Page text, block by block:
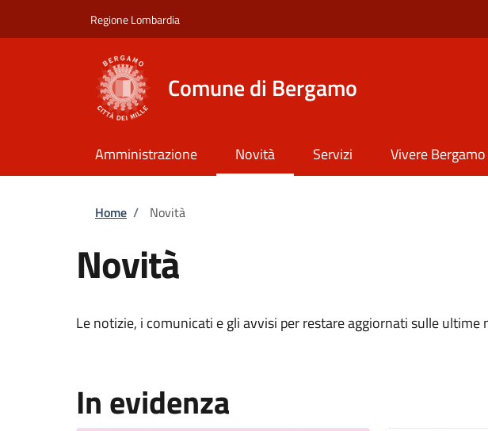
Regione Lombardia
Comune di Bergamo
Amministrazione Novità Servizi Vivere Bergamo
Briciole di pane
Home / Novità
Novità
Le notizie, i comunicati e gli avvisi per restare aggiornati sulle
In evidenza